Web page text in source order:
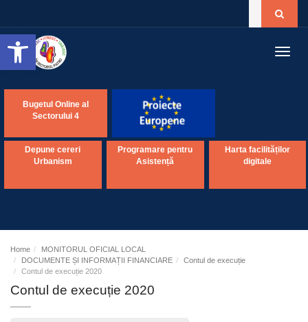
Open toolbar
Bugetul Online al
Sectorului 4
Depune cereri
Urbanism
Programare pentru
Asistență
Harta facilităților
digitale
Home
MONITORUL OFICIAL LOCAL
DOCUMENTE ȘI INFORMAȚII FINANCIARE
Contul de execuție
Contul de execuție 2020
Contul de execuție 2020